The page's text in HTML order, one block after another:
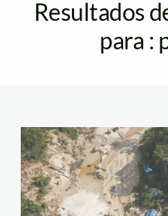
Resultados
para :
sierra9n